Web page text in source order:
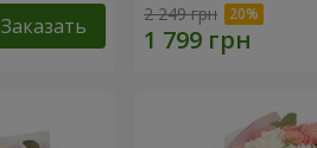
Заказать 2 249 грн